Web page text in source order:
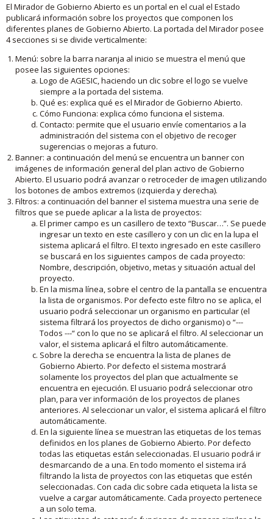
El Mirador de Gobierno Abierto es un portal en el cual el Estado
publicará información sobre los proyectos que componen los
diferentes planes de Gobierno Abierto. La portada del Mirador posee
4 secciones si se divide verticalmente:
Menú: sobre la barra naranja al inicio se muestra el menú que
posee las siguientes opciones:
Logo de AGESIC, haciendo un clic sobre el logo se vuelve
siempre a la portada del sistema.
Qué es: explica qué es el Mirador de Gobierno Abierto.
Cómo Funciona: explica cómo funciona el sistema.
Contacto: permite que el usuario envíe comentarios a la
administración del sistema con el objetivo de recoger
sugerencias o mejoras a futuro.
Banner: a continuación del menú se encuentra un banner con
imágenes de información general del plan activo de Gobierno
Abierto. El usuario podrá avanzar o retroceder de imagen utilizando
los botones de ambos extremos (izquierda y derecha).
Filtros: a continuación del banner el sistema muestra una serie de
filtros que se puede aplicar a la lista de proyectos:
El primer campo es un casillero de texto “Buscar…”. Se puede
ingresar un texto en este casillero y con un clic en la lupa el
sistema aplicará el filtro. El texto ingresado en este casillero
se buscará en los siguientes campos de cada proyecto:
Nombre, descripción, objetivo, metas y situación actual del
proyecto.
En la misma línea, sobre el centro de la pantalla se encuentra
la lista de organismos. Por defecto este filtro no se aplica, el
usuario podrá seleccionar un organismo en particular (el
sistema filtrará los proyectos de dicho organismo) o “---
Todos ---“ con lo que no se aplicará el filtro. Al seleccionar un
valor, el sistema aplicará el filtro automáticamente.
Sobre la derecha se encuentra la lista de planes de
Gobierno Abierto. Por defecto el sistema mostrará
solamente los proyectos del plan que actualmente se
encuentra en ejecución. El usuario podrá seleccionar otro
plan, para ver información de los proyectos de planes
anteriores. Al seleccionar un valor, el sistema aplicará el filtro
automáticamente.
En la siguiente línea se muestran las etiquetas de los temas
definidos en los planes de Gobierno Abierto. Por defecto
todas las etiquetas están seleccionadas. El usuario podrá ir
desmarcando de a una. En todo momento el sistema irá
filtrando la lista de proyectos con las etiquetas que estén
seleccionadas. Con cada clic sobre cada etiqueta la lista se
vuelve a cargar automáticamente. Cada proyecto pertenece
a un solo tema.